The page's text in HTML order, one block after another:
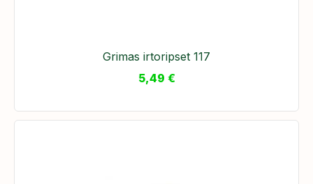
​Grimas irtoripset 117
5,49 €